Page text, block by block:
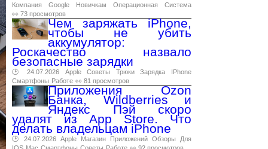
Компания
Google Новичкам Операционная
Система
👀 73 просмотров
Чем заряжать iPhone,
чтобы не убить
аккумулятор:
Роскачество назвало
безопасные зарядки
🕑 24.07.2026 Apple Советы Трюки Зарядка
IPhone
Смартфоны Работе 👀 81 просмотров
Приложения Ozon
Банка, Wildberries и
Яндекс Пэй скоро
удалят из App Store. Что
делать владельцам iPhone
🕑 24.07.2026 Apple Магазин Приложений Обзоры
Для